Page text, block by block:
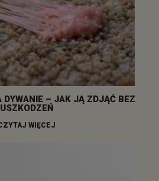
DYWANIE – JAK JĄ ZDJĄĆ BEZ
USZKODZEŃ
WIĘCEJ